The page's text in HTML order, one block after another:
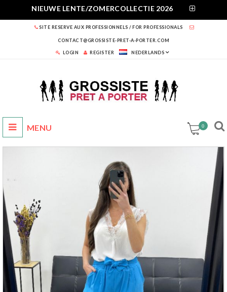
NIEUWE LENTE/ZOMERCOLLECTIE 2026
SITE RESERVE AUX PROFESSIONNELS / FOR PROFESSIONALS
CONTACT@GROSSISTE-PRET-A-PORTER.COM
LOGIN REGISTER NEDERLANDS
0